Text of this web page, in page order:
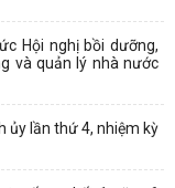
Hội nghị bồi dưỡng,
và quản lý nhà nước
ủy lần thứ 4, nhiệm kỳ